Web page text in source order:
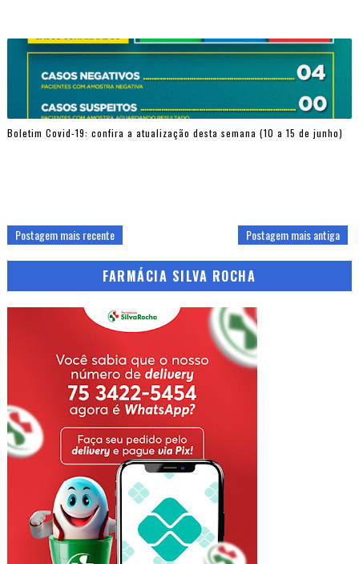
Boletim Covid-19: confira a atualização desta semana (10 a 15 de junho)
Postagem mais recente Postagem mais antiga
FARMÁCIA SILVA ROCHA